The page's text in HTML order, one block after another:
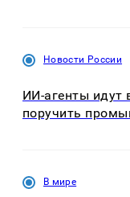
Новости России
ИИ-агенты идут
поручить
В мире